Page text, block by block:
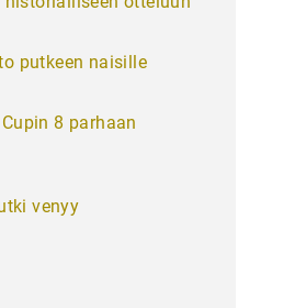
putkeen naisille
8 parhaan
venyy